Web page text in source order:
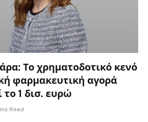
Το χρηματοδοτικό κενό
φαρμακευτική αγορά
το 1 δισ. ευρώ
Read